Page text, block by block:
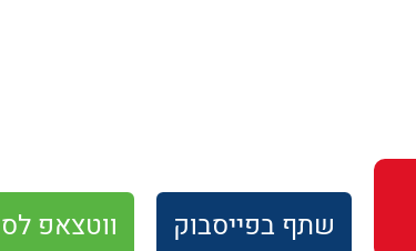
שתף בפייסבוק ווטצאפ